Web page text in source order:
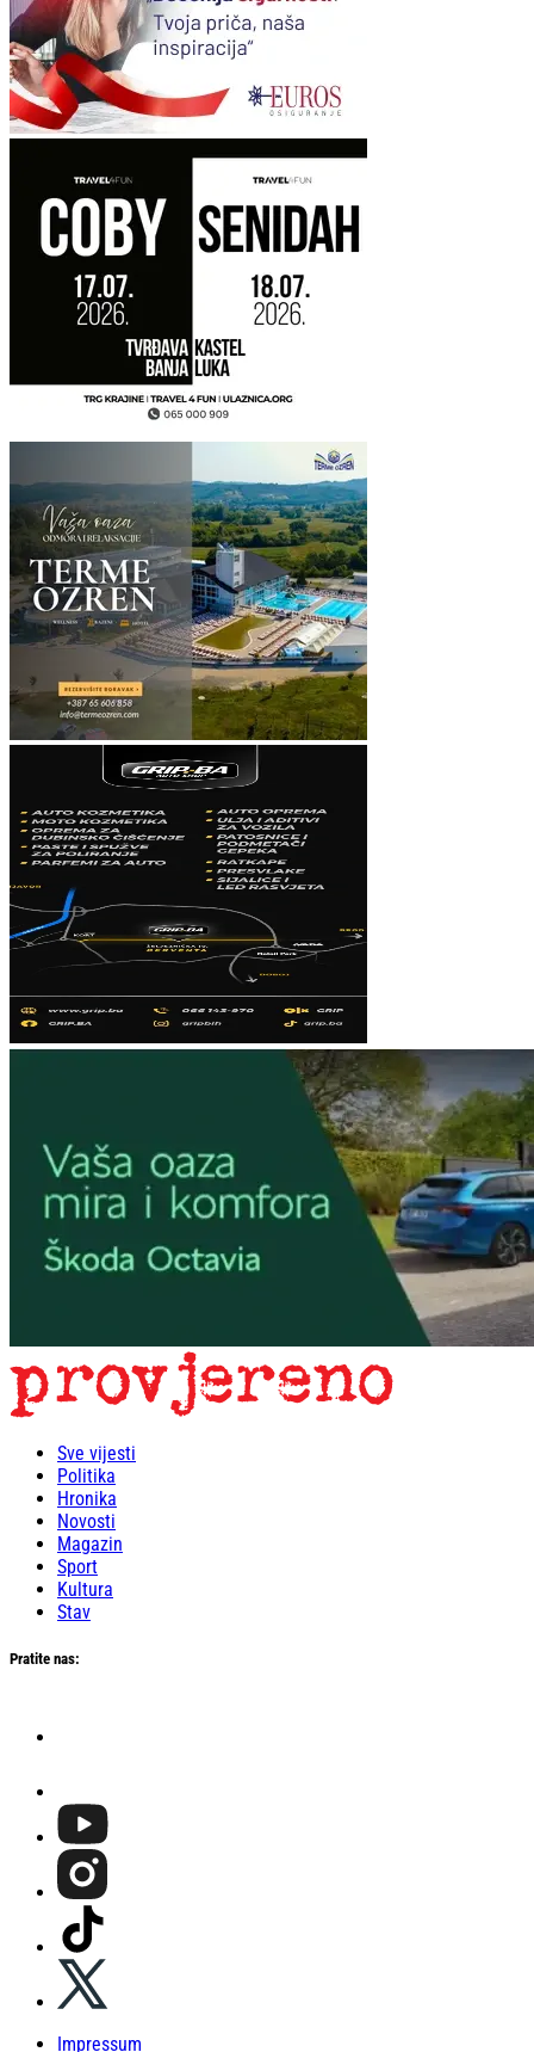
Sve vijesti
Politika
Hronika
Novosti
Magazin
Sport
Kultura
Stav
Pratite nas:
Impressum